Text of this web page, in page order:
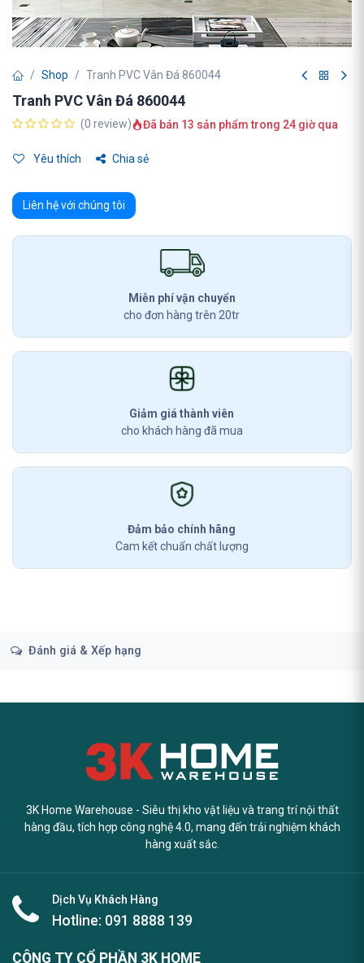
Shop Tranh PVC Vân Đá 860044
Tranh PVC Vân Đá 860044
(0 review) Đã bán 13 sản phẩm trong 24 giờ qua
Yêu thích Chia sẻ
Liên hệ với chúng tôi
Miễn phí vận chuyển
cho đơn hàng trên 20tr
Giảm giá thành viên
cho khách hàng đã mua
Đảm bảo chính hãng
Cam kết chuẩn chất lượng
Đánh giá & Xếp hạng
3K Home Warehouse - Siêu thị kho vật liệu và trang trí nội thất
hàng đầu, tích hợp công nghệ 4.0, mang đến trải nghiệm khách
hàng xuất sắc.
Dịch Vụ Khách Hàng
Hotline: 091 8888 139
CÔNG TY CỔ PHẦN 3K HOME